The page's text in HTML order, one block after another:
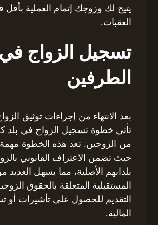
يتيح لك وزوجك إتمام العملية
العقبات.
تسجيل الزواج في
الطرفين
بعد الانتهاء من إجراءات توثيق
تأتي خطوة تسجيل الزواج في
من الزوجين. تعد هذه الخطوة مهمة
حيث تضمن الاعتراف القانوني
بلدانهم الأصلية، مما يسهل العديد
المستقبلية المتعلقة بالحقوق
التقديم للحصول على تأشيرات أو
المالية.